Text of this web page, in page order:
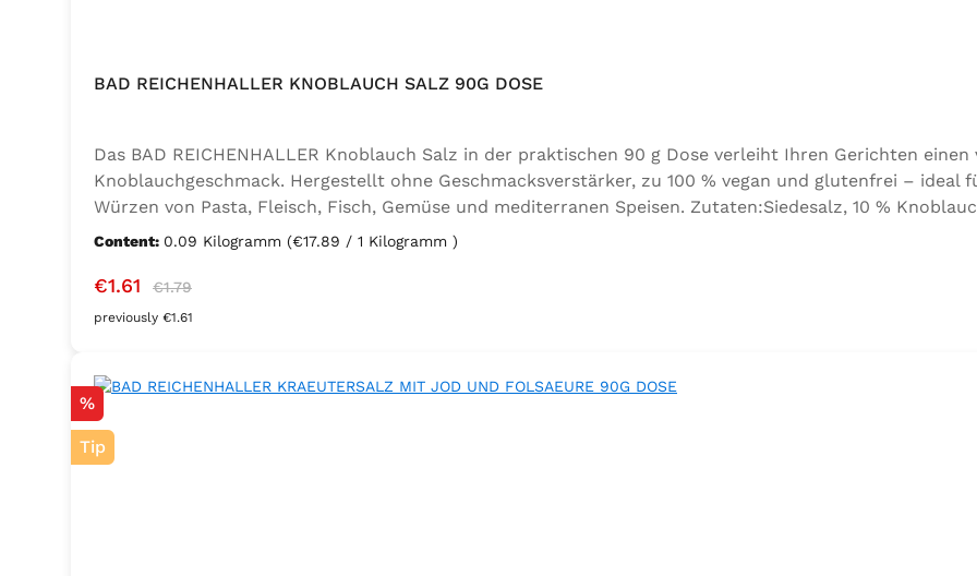
BAD REICHENHALLER KNOBLAUCH SALZ 90G DOSE
Das BAD REICHENHALLER Knoblauch Salz in der praktischen 90 g Dose verleiht Ihren Gerichten
Knoblauchgeschmack. Hergestellt ohne Geschmacksverstärker, zu 100 % vegan und glutenfrei – ideal
Würzen von Pasta, Fleisch, Fisch, Gemüse und mediterranen Speisen. Zutaten:Siedesalz, 10 %
Sellerie, Zwiebel, Basilikum, Dill, Majoran, Lorbeer, Rosmarin, Oregano, Thymian), Trennmittel
Content: 0.09 Kilogramm (€17.89 / 1 Kilogramm )
Sale price:
€1.61 Regular price:
€1.79
previously €1.61
Discount
%
Tip